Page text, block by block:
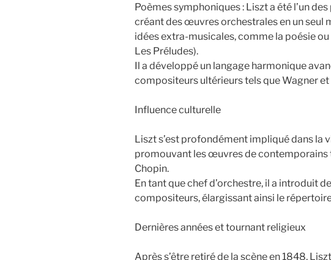
Poèmes symphoniques : Liszt a été l’un
créant des œuvres orchestrales en un seul
idées extra-musicales, comme la poésie
Les Préludes).
Il a développé un langage harmonique
compositeurs ultérieurs tels que Wagner et
Influence culturelle
Liszt s’est profondément impliqué dans la
promouvant les œuvres de contemporains
Chopin.
En tant que chef d’orchestre, il a introduit
compositeurs, élargissant ainsi le
Dernières années et tournant religieux
Après s’être retiré de la scène en 1848,